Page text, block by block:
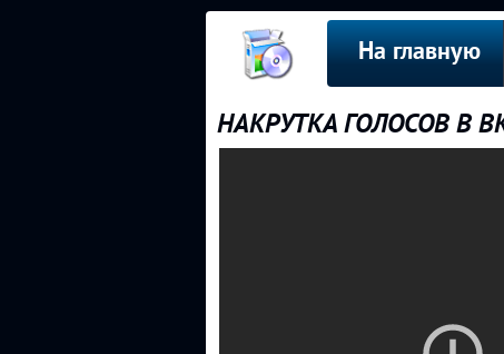
На главную
НАКРУТКА ГОЛОСОВ В